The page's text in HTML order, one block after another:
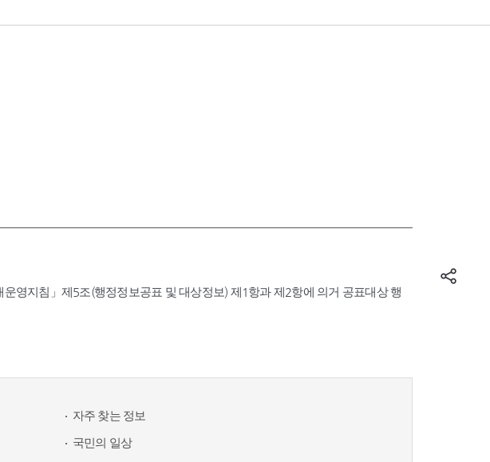
영지침」제5조(행정정보공표 및 대상정보) 제1항과 제2항에 의거 공표대상 행
자주 찾는 정보
국민의 일상